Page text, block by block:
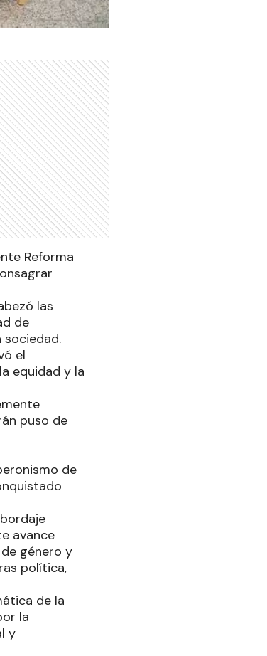
Reforma
las
de
el
equidad y la
puso de
de
avance
género y
política,
de la
la
y